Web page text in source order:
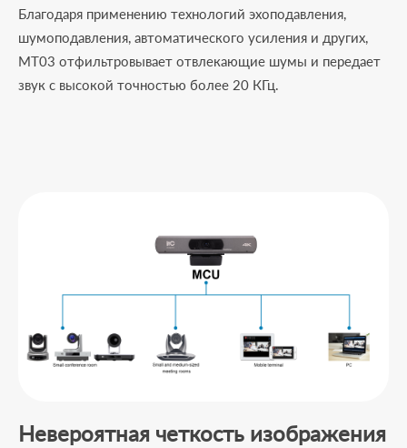
Благодаря применению технологий эхоподавления,
шумоподавления, автоматического усиления и других,
MT03 отфильтровывает отвлекающие шумы и передает
звук с высокой точностью более 20 КГц.
Невероятная четкость изображения